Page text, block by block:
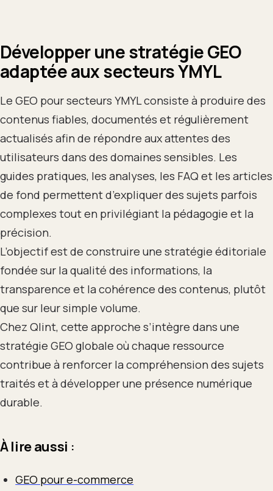
Développer une stratégie GEO
adaptée aux secteurs YMYL
Le GEO pour secteurs YMYL consiste à produire des
contenus fiables, documentés et régulièrement
actualisés afin de répondre aux attentes des
utilisateurs dans des domaines sensibles. Les
guides pratiques, les analyses, les FAQ et les articles
de fond permettent d’expliquer des sujets parfois
complexes tout en privilégiant la pédagogie et la
précision.
L’objectif est de construire une stratégie éditoriale
fondée sur la qualité des informations, la
transparence et la cohérence des contenus, plutôt
que sur leur simple volume.
Chez Qlint, cette approche s’intègre dans une
stratégie GEO globale où chaque ressource
contribue à renforcer la compréhension des sujets
traités et à développer une présence numérique
durable.
À lire aussi :
GEO pour e-commerce